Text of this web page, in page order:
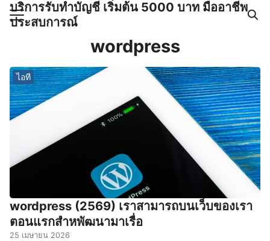
Skipบริการรับทำบัญชี เริ่มต้น 5000 บาท มืออาชีพ
ประสบการณ์
ญชีและภาษีครบวงจร |
wordpress
ไอที
wordpress (2569) เราสามารถบนเว็บของเรา
ตอนแรกสําหพัฒนามาเรื่อ
25 เมษายน 2026